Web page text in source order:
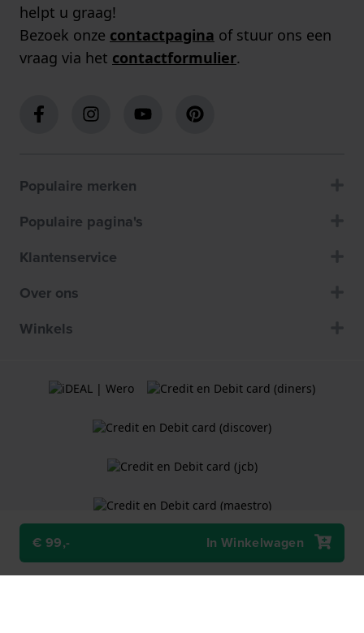
€ 99,- In Winkelwagen
helpt u graag!
Bezoek onze contactpagina of stuur ons een
vraag via het contactformulier.
Populaire merken
Populaire pagina's
Klantenservice
Over ons
Winkels